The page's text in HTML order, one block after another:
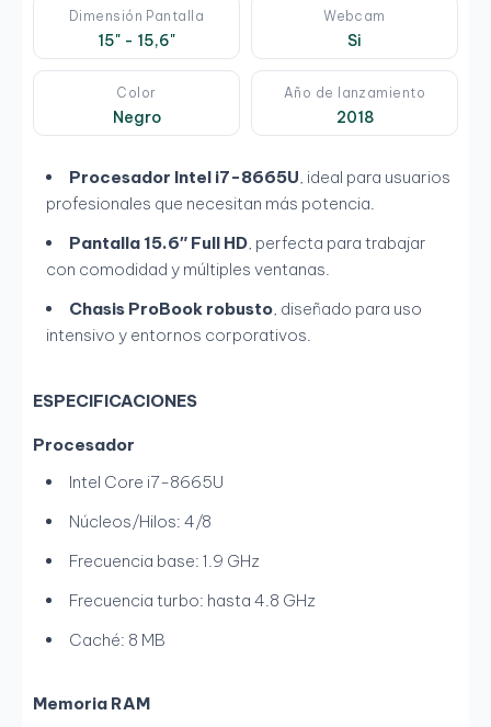
Dimensión Pantalla
15" - 15,6"
Webcam
Si
Color
Negro
Año de lanzamiento
2018
Procesador Intel i7-8665U, ideal para usuarios
profesionales que necesitan más potencia.
Pantalla 15.6″ Full HD, perfecta para trabajar
con comodidad y múltiples ventanas.
Chasis ProBook robusto, diseñado para uso
intensivo y entornos corporativos.
ESPECIFICACIONES
Procesador
Intel Core i7-8665U
Núcleos/Hilos: 4/8
Frecuencia base: 1.9 GHz
Frecuencia turbo: hasta 4.8 GHz
Caché: 8 MB
Memoria RAM